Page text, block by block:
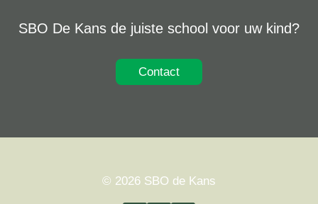
SBO De Kans de juiste school voor uw kind?
Contact
© 2026 SBO de Kans